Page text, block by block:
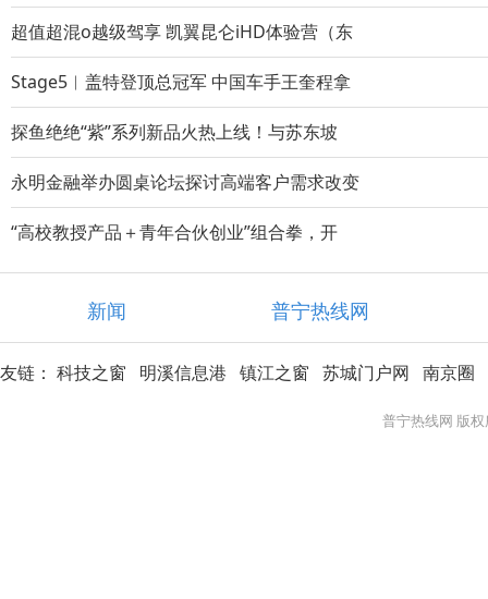
超值超混o越级驾享 凯翼昆仑iHD体验营（东
Stage5︱盖特登顶总冠军 中国车手王奎程拿
探鱼绝绝“紫”系列新品火热上线！与苏东坡
永明金融举办圆桌论坛探讨高端客户需求改变
“高校教授产品＋青年合伙创业”组合拳，开
新闻 普宁热线网
友链： 科技之窗 明溪信息港 镇江之窗 苏城门户网 南京圈
普宁热线网 版